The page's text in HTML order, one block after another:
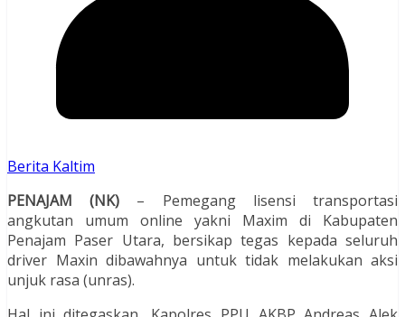
Berita Kaltim
PENAJAM (NK) – Pemegang lisensi transportasi
angkutan umum online yakni Maxim di Kabupaten
Penajam Paser Utara, bersikap tegas kepada seluruh
driver Maxin dibawahnya untuk tidak melakukan aksi
unjuk rasa (unras).